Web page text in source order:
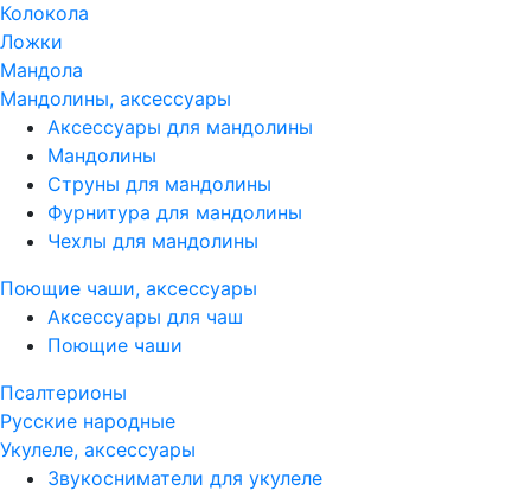
Колокола
Ложки
Мандола
Мандолины, аксессуары
Аксессуары для мандолины
Мандолины
Струны для мандолины
Фурнитура для мандолины
Чехлы для мандолины
Поющие чаши, аксессуары
Аксессуары для чаш
Поющие чаши
Псалтерионы
Русские народные
Укулеле, аксессуары
Звукосниматели для укулеле